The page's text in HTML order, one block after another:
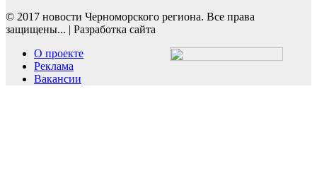
© 2017 новости Черноморского региона. Все права
защищены... | Разработка сайта
О проекте
Реклама
Вакансии